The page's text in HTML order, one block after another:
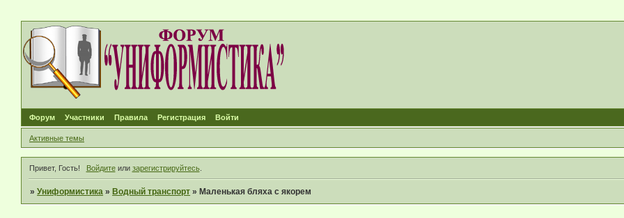
Форум Участники Правила Регистрация Войти
Активные темы
Привет, Гость! Войдитеили зарегистрируйтесь.
»Униформистика » Водный транспорт » Маленькая бляха с якорем